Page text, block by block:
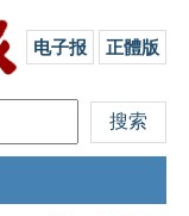
电子报 正體版